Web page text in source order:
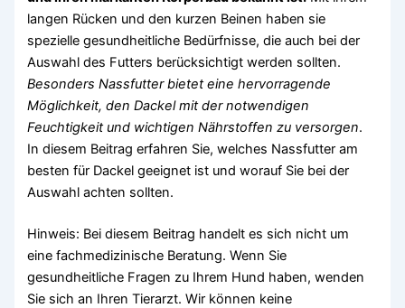
langen Rücken und den kurzen Beinen haben sie
spezielle gesundheitliche Bedürfnisse, die auch bei der
Auswahl des Futters berücksichtigt werden sollten.
Besonders Nassfutter bietet eine hervorragende
Möglichkeit, den Dackel mit der notwendigen
Feuchtigkeit und wichtigen Nährstoffen zu versorgen.
In diesem Beitrag erfahren Sie, welches Nassfutter am
besten für Dackel geeignet ist und worauf Sie bei der
Auswahl achten sollten.
Hinweis: Bei diesem Beitrag handelt es sich nicht um
eine fachmedizinische Beratung. Wenn Sie
gesundheitliche Fragen zu Ihrem Hund haben, wenden
Sie sich an Ihren Tierarzt. Wir können keine